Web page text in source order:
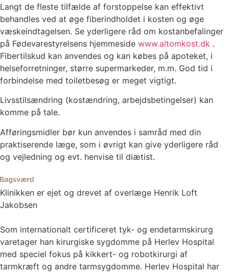
Langt de fleste tilfælde af forstoppelse kan effektivt
behandles ved at øge fiberindholdet i kosten og øge
væskeindtagelsen. Se yderligere råd om kostanbefalinger
på Fødevarestyrelsens hjemmeside www.altomkost.dk .
Fibertilskud kan anvendes og kan købes på apoteket, i
helseforretninger, større supermarkeder, m.m. God tid i
forbindelse med toiletbesøg er meget vigtigt.
Livsstilsændring (kostændring, arbejdsbetingelser) kan
komme på tale.
Afføringsmidler bør kun anvendes i samråd med din
praktiserende læge, som i øvrigt kan give yderligere råd
og vejledning og evt. henvise til diætist.
Klinikken er ejet og drevet af overlæge Henrik Loft
Jakobsen
Som internationalt certificeret tyk- og endetarmskirurg
varetager han kirurgiske sygdomme på Herlev Hospital
med speciel fokus på kikkert- og robotkirurgi af
tarmkræft og andre tarmsygdomme. Herlev Hospital har